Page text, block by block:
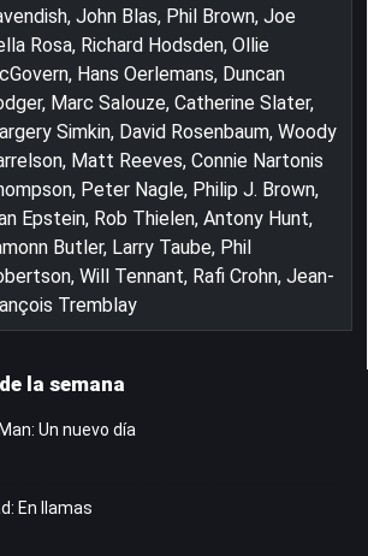
John Blas, Phil Brown, Joe
Rosa, Richard Hodsden, Ollie
Hans Oerlemans, Duncan
Marc Salouze, Catherine Slater,
Simkin, David Rosenbaum, Woody
Matt Reeves, Connie Nartonis
Peter Nagle, Philip J. Brown,
Epstein, Rob Thielen, Antony Hunt,
Butler, Larry Taube, Phil
Will Tennant, Rafi Crohn, Jean-
Tremblay
la semana
Un nuevo día
En llamas